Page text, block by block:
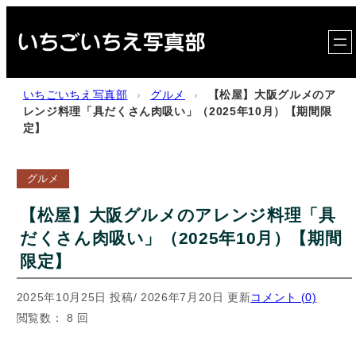
容
いちごいちえ写真部 › グルメ ›
【松屋】大阪グルメのア
レンジ料理「具だくさん肉吸い」（2025年10月）【期間限
定】
グルメ
【松屋】大阪グルメのアレンジ料理「具
だくさん肉吸い」（2025年10月）【期間
限定】
2025年10月25日 投稿/ 2026年7月20日 更新コメント (0)
閲覧数： 8 回